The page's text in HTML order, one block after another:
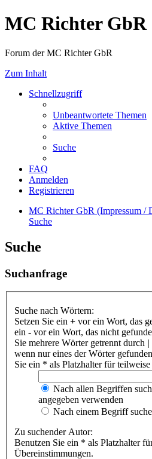
MC Richter GbR
Forum der MC Richter GbR
Zum Inhalt
Schnellzugriff
Unbeantwortete Themen
Aktive Themen
Suche
FAQ
Anmelden
Registrieren
MC Richter GbR (Impressum /
Suche
Suche
Suchanfrage
Suche nach Wörtern:
Setzen Sie ein + vor ein Wort, das
ein - vor ein Wort, das nicht
Sie mehrere Wörter getrennt durch |
wenn nur eines der Wörter
Sie ein * als Platzhalter für
Nach allen Begriffen
angegeben verwenden
Nach einem Begriff
Zu suchender Autor:
Benutzen Sie ein * als Platzhalter
Übereinstimmungen.